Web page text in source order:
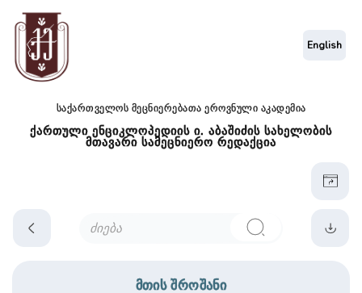
საქართველოს მეცნიერებათა ეროვნული აკადემია
ქართული ენციკლოპედიის ი. აბაშიძის სახელობის
მთავარი სამეცნიერო რედაქცია
English
მთის შროშანი